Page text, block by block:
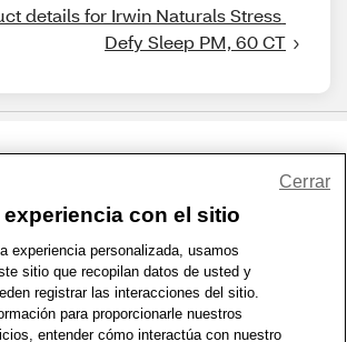
details for Irwin Naturals Stress
Defy Sleep PM, 60 CT
Contáctenos | Términos de Uso | Accesibilidad
| WA Privacy Policy | Mapa del sitio
Bienestar | © 1999 - 2026 CVS.com
experiencia con el sitio
experiencia personalizada, usamos
sitio que recopilan datos de usted y
registrar las interacciones del sitio.
para proporcionarle nuestros
entender cómo interactúa con nuestro
Cerrar